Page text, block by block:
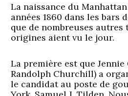
La naissance du
années 1860 dans les bars
que de nombreuses autres
origines aient vu le jour.
La première est que
Randolph Churchill) a
le candidat au poste de